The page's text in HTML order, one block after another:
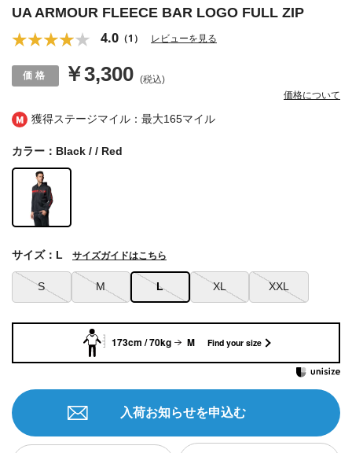
獲得ステージマイル：最大165マイル
UA ARMOUR FLEECE BAR LOGO FULL ZIP
4.0 （1） レビューを見る
￥3,300 (税込)
価格について
カラー：Black / / Red
S M L XL XXL
サイズ：L サイズガイドはこちら
入荷お知らせを申込む
173cm / 70kg M Find your size